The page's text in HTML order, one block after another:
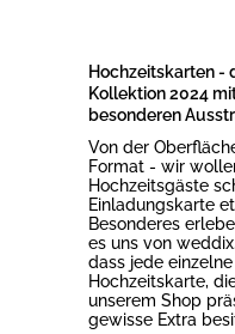
Hochzeitskarten -
Kollektion 2024
besonderen
Von der
Format - wir
Hochzeitsgäste
Einladungskarte
Besonderes
es uns von
dass jede einzelne
Hochzeitskarte,
unserem Shop
gewisse Extra